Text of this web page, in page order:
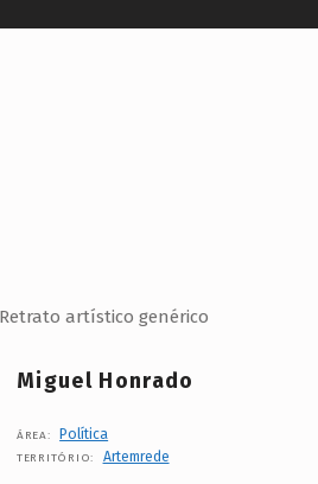
Miguel Honrado
ÁREA: Política
TERRITÓRIO: Artemrede